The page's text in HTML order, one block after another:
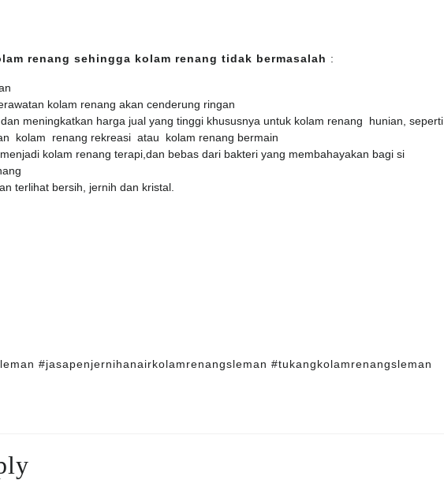
renang sehingga kolam renang tidak bermasalah :
kolam renang akan cenderung ringan
meningkatkan harga jual yang tinggi khususnya untuk kolam renang hunian, seperti
kolam renang rekreasi atau kolam renang bermain
kolam renang terapi,dan bebas dari bakteri yang membahayakan bagi si
terlihat bersih, jernih dan kristal.
#jasapenjernihanairkolamrenangsleman #tukangkolamrenangsleman